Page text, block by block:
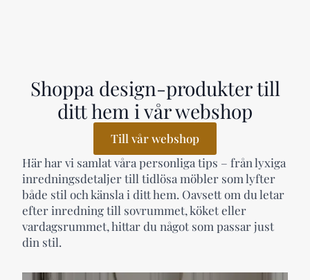
Shoppa design-produkter till
ditt hem i vår webshop
Till vår webshop
Här har vi samlat våra personliga tips – från lyxiga
inredningsdetaljer till tidlösa möbler som lyfter
både stil och känsla i ditt hem. Oavsett om du letar
efter inredning till sovrummet, köket eller
vardagsrummet, hittar du något som passar just
din stil.